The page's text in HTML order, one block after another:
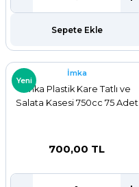
Sepete Ekle
Yeni
İmka
İmka Plastik Kare Tatlı ve
Salata Kasesi 750cc 75 Adet
700,00 TL